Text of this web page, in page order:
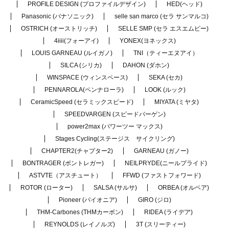
PROFILE DESIGN (プロファイルデザイン)
HED(ヘッド)
Panasonic (パナソニック)
selle san marco (セラ サンマルコ)
OSTRICH (オーストリッチ)
SELLE SMP (セラ エスエムピー)
4iiii(フォーアイ)
YONEX(ヨネックス)
LOUIS GARNEAU (ルイガノ)
TNI（ティーエヌアイ）
SILCA (シリカ)
DAHON (ダホン)
WINSPACE (ウィンスペース)
SEKA (セカ)
PENNAROLA(ペンナローラ)
LOOK (ルック)
CeramicSpeed (セラミックスピード)
MIYATA (ミヤタ)
SPEEDVARGEN (スピードバーゲン)
power2max (パワーツー マックス)
Stages Cycling(ステージス サイクリング)
CHAPTER2(チャプター2)
GARNEAU (ガノー)
BONTRAGER (ボントレガー)
NEILPRYDE(ニールプライド)
ASTVTE（アスチュート）
FFWD (ファストフォワード)
ROTOR (ローター)
SALSA (サルサ)
ORBEA (オルベア)
Pioneer (パイオニア)
GIRO (ジロ)
THM-Carbones (THMカーボン)
RIDEA (ライデア)
REYNOLDS (レイノルズ)
3T (スリーティー)